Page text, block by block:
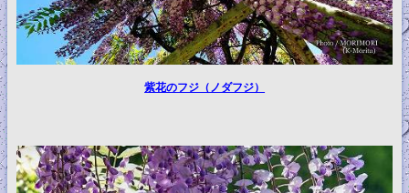
紫花のフジ（ノダフジ）